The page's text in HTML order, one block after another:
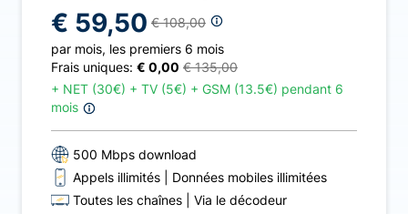
€ 59,50 € 108,00
par mois, les premiers 6 mois
Frais uniques: € 0,00 € 135,00
+ NET (30€) + TV (5€) + GSM (13.5€) pendant 6
mois
500 Mbps download
Appels illimités
Données mobiles illimitées
Toutes les chaînes
Via le décodeur